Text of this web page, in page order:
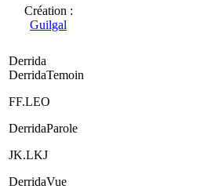
Création :
Guilgal
Derrida
DerridaTemoin
FF.LEO
DerridaParole
JK.LKJ
DerridaVue